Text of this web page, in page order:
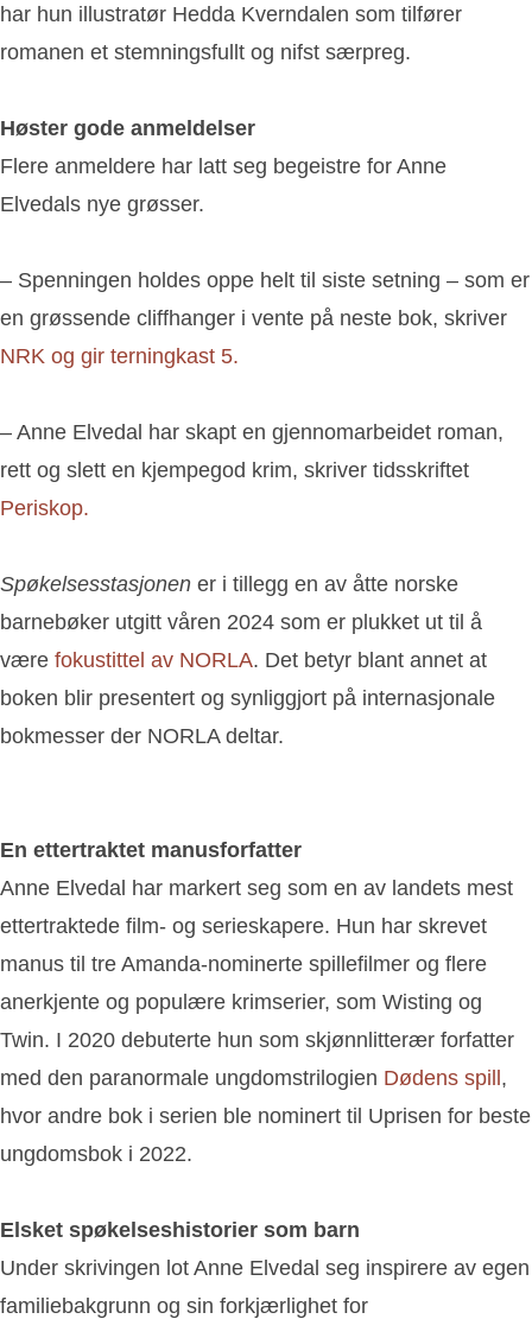
har hun illustratør Hedda Kverndalen som tilfører
romanen et stemningsfullt og nifst særpreg.
Høster gode anmeldelser
Flere anmeldere har latt seg begeistre for Anne
Elvedals nye grøsser.
– Spenningen holdes oppe helt til siste setning – som er
en grøssende cliffhanger i vente på neste bok, skriver
NRK og gir terningkast 5.
– Anne Elvedal har skapt en gjennomarbeidet roman,
rett og slett en kjempegod krim, skriver tidsskriftet
Periskop.
Spøkelsesstasjonen er i tillegg en av åtte norske
barnebøker utgitt våren 2024 som er plukket ut til å
være fokustittel av NORLA. Det betyr blant annet at
boken blir presentert og synliggjort på internasjonale
bokmesser der NORLA deltar.
En ettertraktet manusforfatter
Anne Elvedal har markert seg som en av landets mest
ettertraktede film- og serieskapere. Hun har skrevet
manus til tre Amanda-nominerte spillefilmer og flere
anerkjente og populære krimserier, som Wisting og
Twin. I 2020 debuterte hun som skjønnlitterær forfatter
med den paranormale ungdomstrilogien Dødens spill,
hvor andre bok i serien ble nominert til Uprisen for beste
ungdomsbok i 2022.
Elsket spøkelseshistorier som barn
Under skrivingen lot Anne Elvedal seg inspirere av egen
familiebakgrunn og sin forkjærlighet for